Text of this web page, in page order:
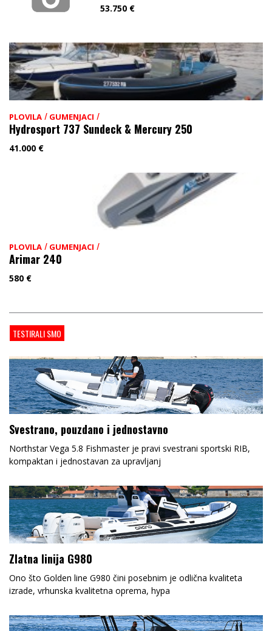
53.750 €
PLOVILA / GUMENJACI /
Hydrosport 737 Sundeck & Mercury 250
41.000 €
PLOVILA / GUMENJACI /
Arimar 240
580 €
TESTIRALI SMO
Svestrano, pouzdano i jednostavno
Northstar Vega 5.8 Fishmaster je pravi svestrani sportski RIB,
kompaktan i jednostavan za upravljanj
Zlatna linija G980
Ono što Golden line G980 čini posebnim je odlična kvaliteta
izrade, vrhunska kvalitetna oprema, hypa